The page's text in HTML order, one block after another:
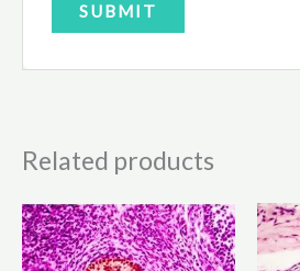
Related products